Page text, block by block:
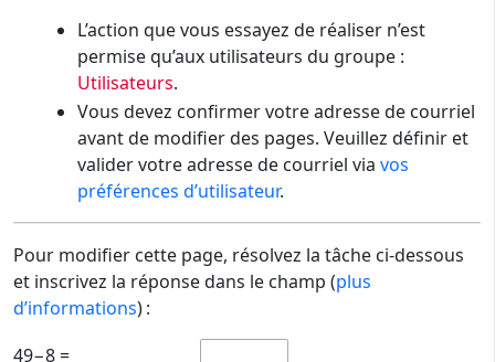
L’action que vous essayez de réaliser n’est
permise qu’aux utilisateurs du groupe :
Utilisateurs.
Vous devez confirmer votre adresse de courriel
avant de modifier des pages. Veuillez définir et
valider votre adresse de courriel via vos
préférences d’utilisateur.
Pour modifier cette page, résolvez la tâche ci-dessous
et inscrivez la réponse dans le champ (plus
d’informations) :
49−8 =